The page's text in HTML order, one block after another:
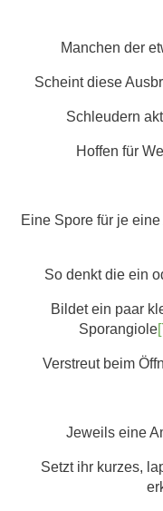
Manchen der
Scheint diese
Schleudern
Hoffen für
Eine Spore für je
So denkt die ein
Bildet ein paar
Sporangiole
Verstreut beim
Jeweils eine
Setzt ihr kurzes,